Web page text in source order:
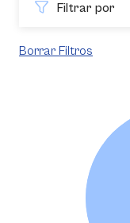
Filtrar por
Borrar Filtros